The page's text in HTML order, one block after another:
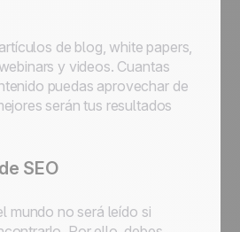
de blog, white papers,
y videos. Cuantas
puedas aprovechar de
serán tus resultados
SEO
mundo no será leído si